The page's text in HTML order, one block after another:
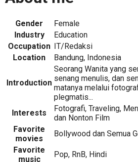
Gender
Female
Industry
Education
Occupation IT/Redaksi
Location
Bandung, Indonesia
Introduction
Seorang Wanita yang
senang menulis, dan
matanya melalui
plegmatis...
Interests
Fotografi, Traveling,
dan Nonton Film
Favorite
movies
Bollywood dan Semua
Favorite
music
Pop, RnB, Hindi